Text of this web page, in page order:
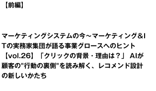
【前編】
マーケティングシステムの今～マーケティング＆I
Tの実務家集団が語る事業グロースへのヒント
【vol.26】「クリックの背景・理由は？」 AIが
顧客の"行動の裏側"を読み解く、レコメンド設計
の新しいかたち